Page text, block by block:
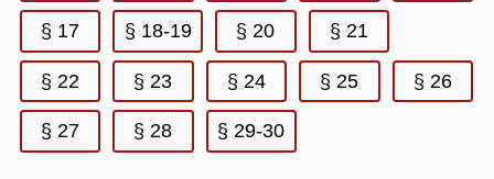
§ 17 § 18-19 § 20 § 21
§ 22 § 23 § 24 § 25 § 26
§ 27 § 28 § 29-30